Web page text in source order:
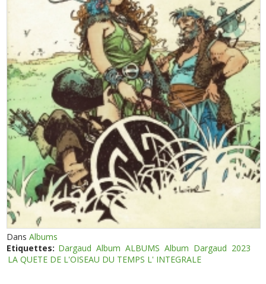
DansAlbums
Etiquettes: Dargaud Album ALBUMS Album Dargaud 2023
LA QUETE DE L'OISEAU DU TEMPS L' INTEGRALE